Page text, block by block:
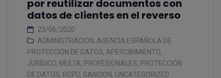
por reutilizar documentos con
datos de clientes en el reverso
23/06/2020
ADMINISTRACION, AGENCIA ESPAÑOLA DE
PROTECCIÓN DE DATOS, APERCIBIMIENTO,
JURÍDICO, MULTA, PROFESIONALES, PROTECCIÓN
DE DATOS, RGPD, SANCION, UNCATEGORIZED